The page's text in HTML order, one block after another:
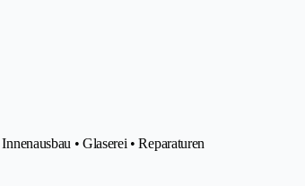
• Glaserei • Reparaturen